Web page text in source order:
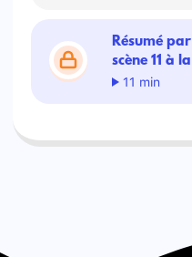
Résumé
scène 11 à
11 min